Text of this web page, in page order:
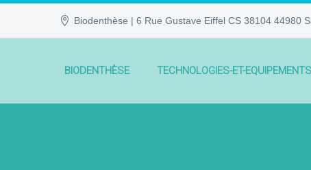
Biodenthèse | 6 Rue Gustave Eiffel CS 38104 44980
BIODENTHÈSE TECHNOLOGIES-ET-EQUIPEMENTS